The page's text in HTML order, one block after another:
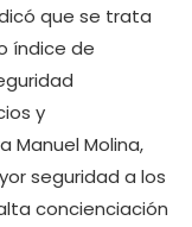
que se trata
índice de
y
Manuel Molina,
seguridad a los
concienciación